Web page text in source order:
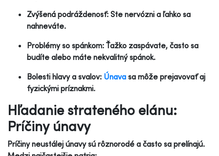
Zvýšená podráždenosť: Ste nervózni a ľahko sa
nahneváte.
Problémy so spánkom: Ťažko zaspávate, často sa
budíte alebo máte nekvalitný spánok.
Bolesti hlavy a svalov: Únava sa môže prejavovať aj
fyzickými príznakmi.
Hľadanie strateného elánu:
Príčiny únavy
Príčiny neustálej únavy sú rôznorodé a často sa prelínajú.